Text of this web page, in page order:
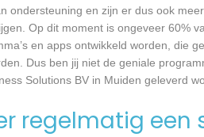
ondersteuning en zijn er dus ook
Op dit moment is ongeveer 60%
en apps ontwikkeld worden, die
Dus ben jij niet de geniale
Solutions BV in Muiden geleverd
regelmatig